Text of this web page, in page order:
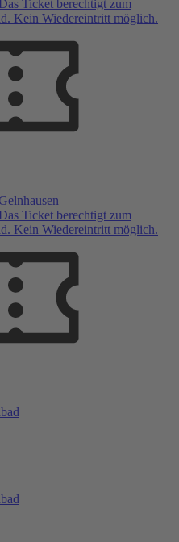
Ticket berechtigt zum
Kein Wiedereintritt möglich.
Ticket berechtigt zum
Kein Wiedereintritt möglich.